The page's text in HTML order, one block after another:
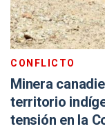
CONFLICTO
Minera
territorio
tensión en la